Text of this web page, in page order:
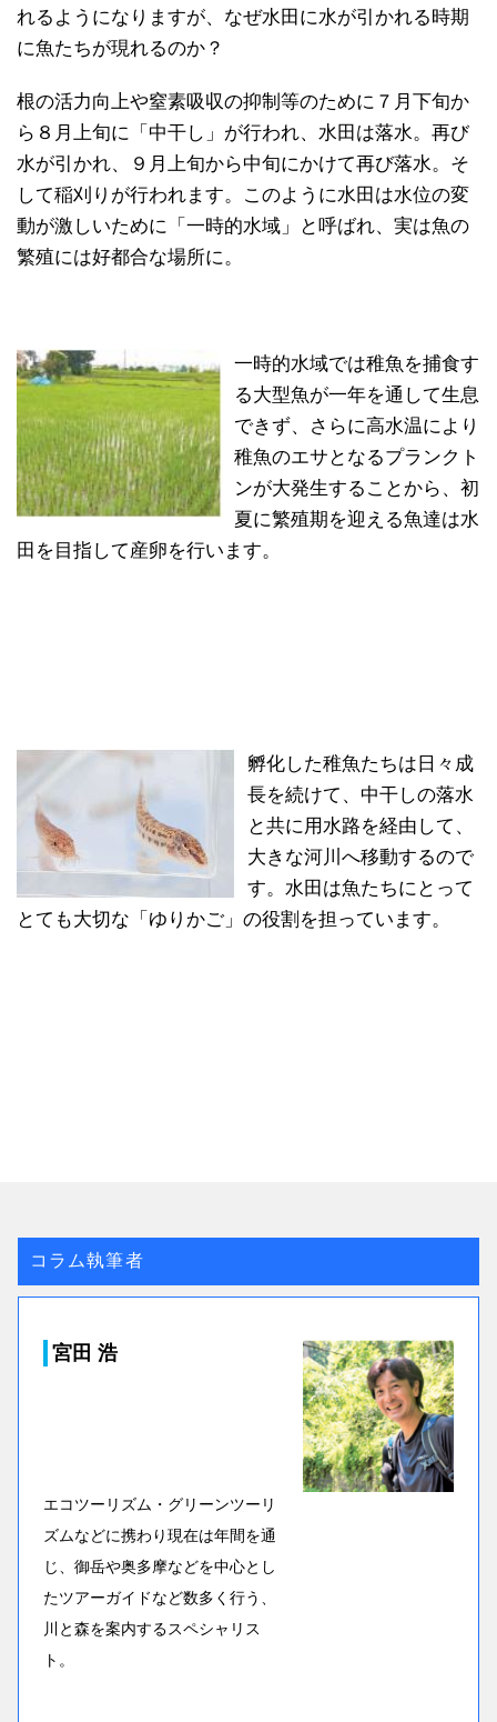
れるようになりますが、なぜ水田に水が引かれる時期
に魚たちが現れるのか？
根の活力向上や窒素吸収の抑制等のために７月下旬か
ら８月上旬に「中干し」が行われ、水田は落水。再び
水が引かれ、９月上旬から中旬にかけて再び落水。そ
して稲刈りが行われます。このように水田は水位の変
動が激しいために「一時的水域」と呼ばれ、実は魚の
繁殖には好都合な場所に。
一時的水域では稚魚を捕食す
る大型魚が一年を通して生息
できず、さらに高水温により
稚魚のエサとなるプランクト
ンが大発生することから、初
夏に繁殖期を迎える魚達は水
田を目指して産卵を行います。
孵化した稚魚たちは日々成
長を続けて、中干しの落水
と共に用水路を経由して、
大きな河川へ移動するので
す。水田は魚たちにとって
とても大切な「ゆりかご」の役割を担っています。
コラム執筆者
宮田 浩
エコツーリズム・グリーンツーリ
ズムなどに携わり現在は年間を通
じ、御岳や奥多摩などを中心とし
たツアーガイドなど数多く行う、
川と森を案内するスペシャリス
ト。